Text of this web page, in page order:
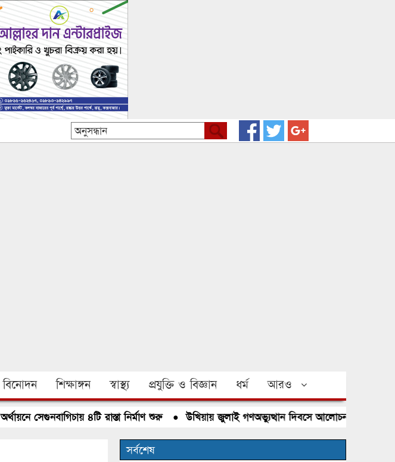
বিনোদন শিক্ষাঙ্গন স্বাস্থ্য প্রযুক্তি ও বিজ্ঞান ধর্ম আরও
সেগুনবাগিচায় ৪টি রাস্তা নির্মাণ শুরু● উখিয়ায় জুলাই গণঅভ্যুত্থান দিবসে আলোচনা, রক্তদান ও
সর্বশেষ